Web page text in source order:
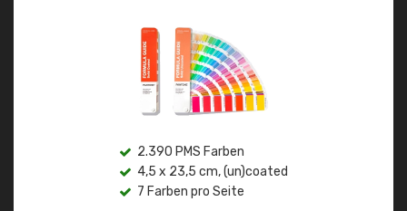
2.390 PMS Farben
4,5 x 23,5 cm, (un)coated
7 Farben pro Seite